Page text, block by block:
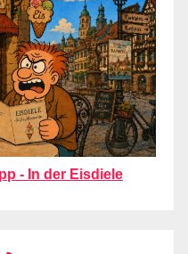
- In der Eisdiele